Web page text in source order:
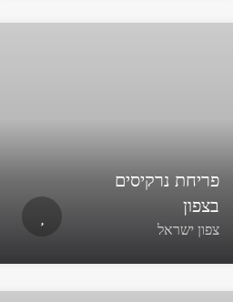
פריחת נרקיסים
בצפון
צפון ישראל